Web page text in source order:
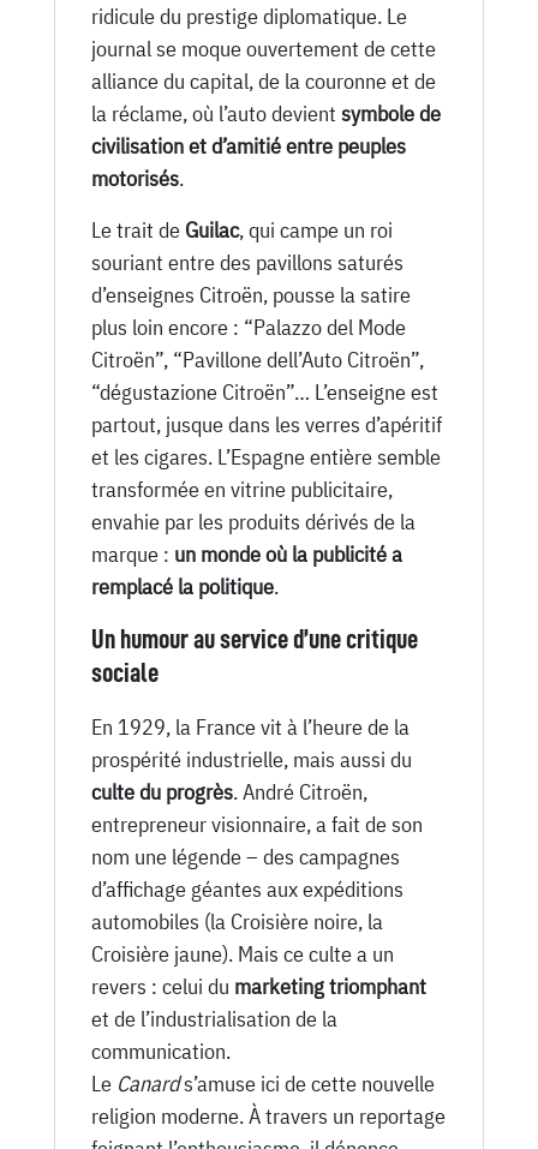
ridicule du prestige diplomatique. Le
journal se moque ouvertement de cette
alliance du capital, de la couronne et de
la réclame, où l’auto devient symbole de
civilisation et d’amitié entre peuples
motorisés.
Le trait de Guilac, qui campe un roi
souriant entre des pavillons saturés
d’enseignes Citroën, pousse la satire
plus loin encore : “Palazzo del Mode
Citroën”, “Pavillone dell’Auto Citroën”,
“dégustazione Citroën”… L’enseigne est
partout, jusque dans les verres d’apéritif
et les cigares. L’Espagne entière semble
transformée en vitrine publicitaire,
envahie par les produits dérivés de la
marque : un monde où la publicité a
remplacé la politique.
Un humour au service d’une critique
sociale
En 1929, la France vit à l’heure de la
prospérité industrielle, mais aussi du
culte du progrès. André Citroën,
entrepreneur visionnaire, a fait de son
nom une légende – des campagnes
d’affichage géantes aux expéditions
automobiles (la Croisière noire, la
Croisière jaune). Mais ce culte a un
revers : celui du marketing triomphant
et de l’industrialisation de la
communication.
Le Canards’amuse ici de cette nouvelle
religion moderne. À travers un reportage